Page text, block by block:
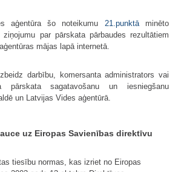
aģentūra šo noteikumu 21.punktāminēto
par pārskata pārbaudes rezultātiem
mājas lapā internetā.
darbību, komersanta administrators vai
pārskata sagatavošanu un iesniegšanu
un Latvijas Vides aģentūrā.
uz Eiropas Savienības direktīvu
tiesību normas, kas izriet no Eiropas